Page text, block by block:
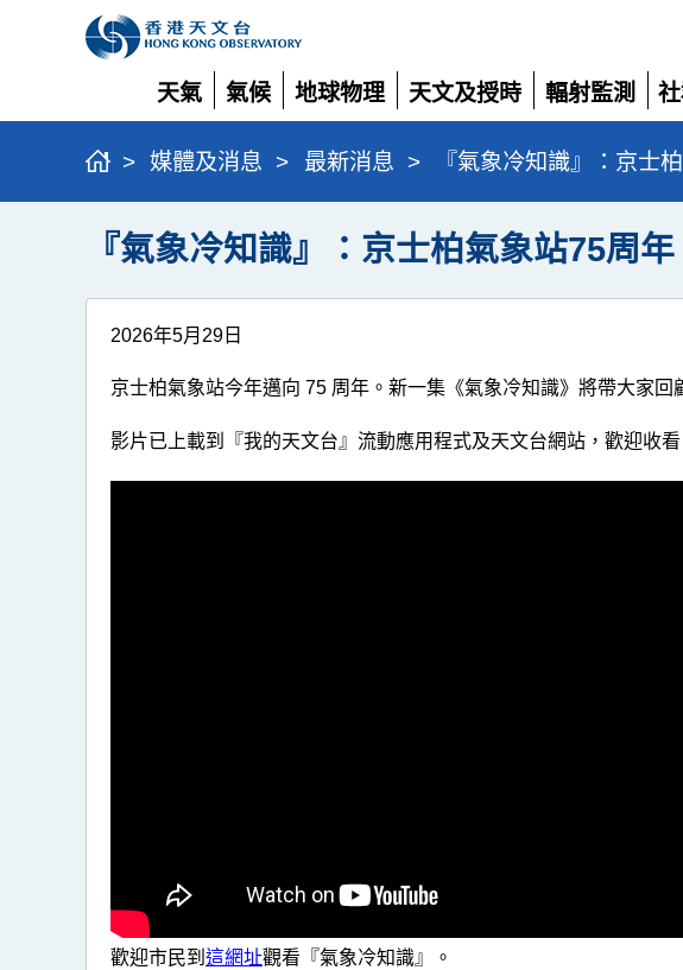
天氣
展
開
氣候
展
開
地球物理
展
開
天文及授時
展
開
輻射監測
展
開
展
開
> 媒體及消息 > 最新消息 > 『氣象冷知識』：京士
『氣象冷知識』：京士柏氣象站75周年
2026年5月29日
京士柏氣象站今年邁向 75 周年。新一集《氣象冷知識》將帶大家
影片已上載到『我的天文台』流動應用程式及天文台網站，歡迎收看
歡迎市民到 這網址觀看『氣象冷知識』。